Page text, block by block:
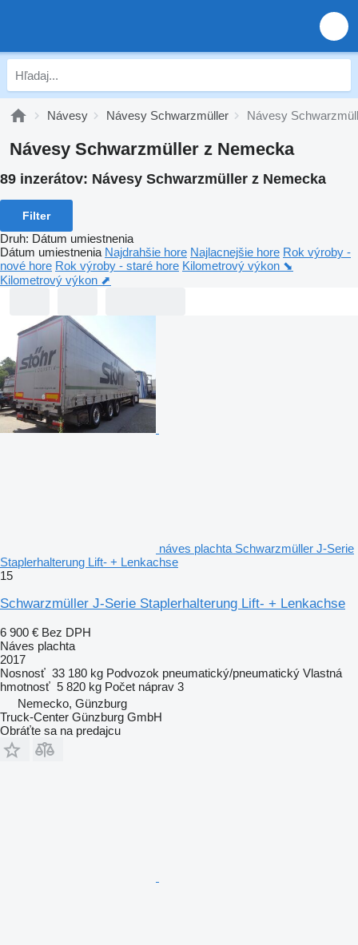
Návesy Návesy Schwarzmüller Návesy
Návesy Schwarzmüller z Nemecka
89 inzerátov: Návesy Schwarzmüller z Nemecka
Filter
Druh: Dátum umiestnenia
Dátum umiestnenia Najdrahšie hore Najlacnejšie hore Rok výroby -
nové hore Rok výroby - staré hore Kilometrový výkon ⬊
Kilometrový výkon ⬈
náves plachta Schwarzmüller J-Serie
Staplerhalterung Lift- + Lenkachse
15
Schwarzmüller J-Serie Staplerhalterung Lift- + Lenkachse
6 900 € Bez DPH
Náves plachta
2017
Nosnosť 33 180 kg Podvozok pneumatický/pneumatický Vlastná
hmotnosť 5 820 kg Počet náprav 3
Nemecko, Günzburg
Truck-Center Günzburg GmbH
Obráťte sa na predajcu